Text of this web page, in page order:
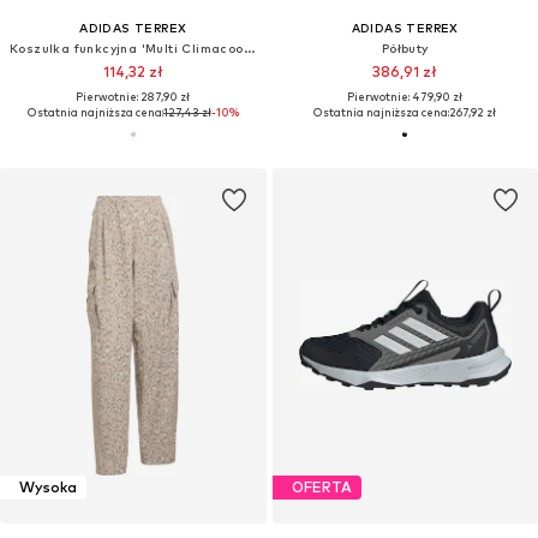
ADIDAS TERREX
Koszulka funkcyjna 'Multi Climacool 1/2 Zip Long Sleeve'
114,32 zł
Pierwotnie: 287,90 zł
Ostatnia najniższa cena:127,43 zł-10%
ADIDAS TERREX
Półbuty
386,91 zł
Pierwotnie: 479,90 zł
Ostatnia najniższa cena:267,92 zł
Wysoka OFERTA